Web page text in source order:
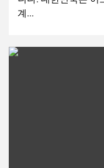
계...